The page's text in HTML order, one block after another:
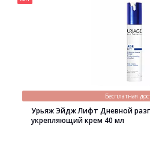
Бесплатная
Урьяж Эйдж Лифт Дневной
укрепляющий крем 40 мл